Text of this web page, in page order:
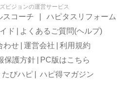
ビジョンの運営サービス
スコーチ
ハピタスリフォーム
ド
よくあるご質問(ヘルプ)
わせ 運営会社
利用規約
保護方針
PC版はこちら
たびハピ
ハピ得マガジン